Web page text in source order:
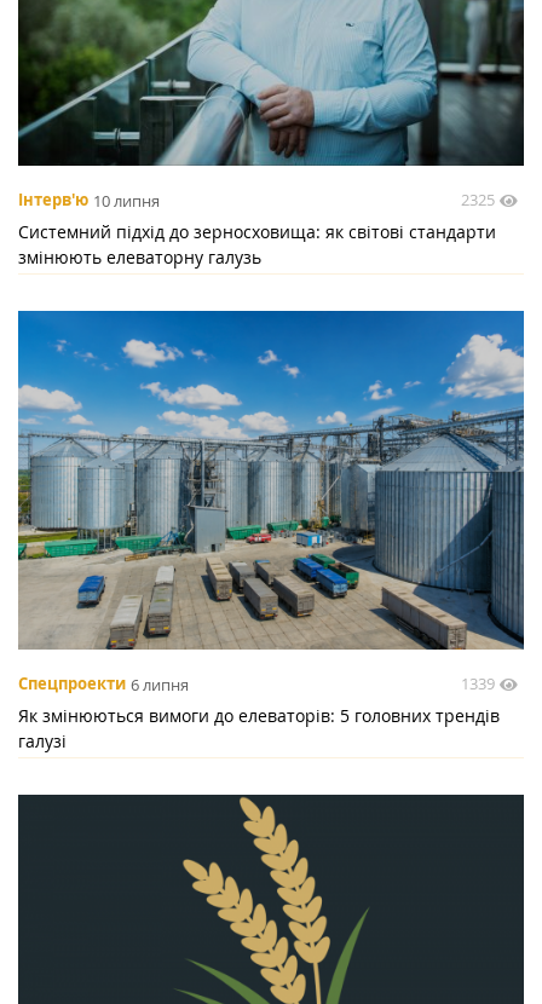
Інтерв'ю 10 липня 2325
Системний підхід до зерносховища: як світові стандарти
змінюють елеваторну галузь
Спецпроекти 6 липня 1339
Як змінюються вимоги до елеваторів: 5 головних трендів
галузі